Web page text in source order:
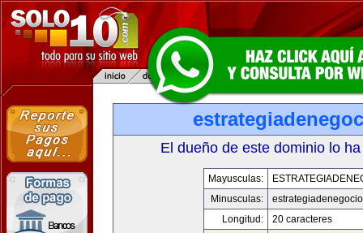
El dueño de este dominio lo
Mayusculas:
Minusculas:
Longitud:
20 caracteres